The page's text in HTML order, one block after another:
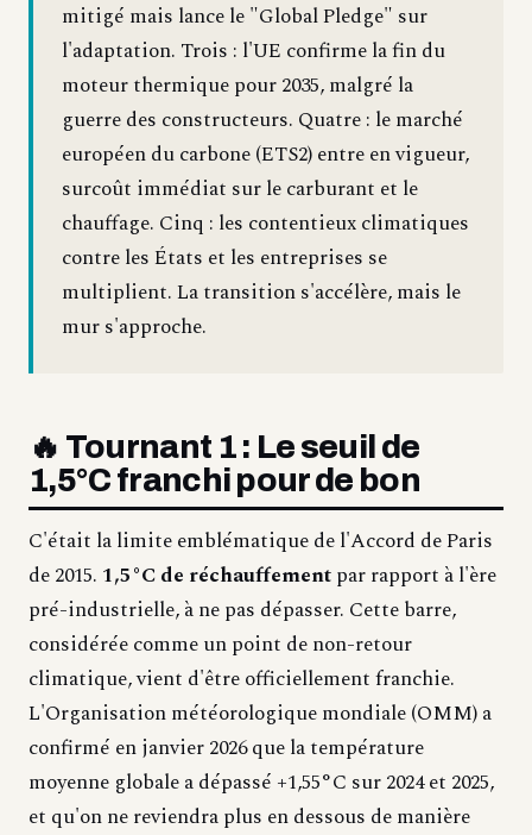
mitigé mais lance le "Global Pledge" sur
l'adaptation. Trois : l'UE confirme la fin du
moteur thermique pour 2035, malgré la
guerre des constructeurs. Quatre : le marché
européen du carbone (ETS2) entre en vigueur,
surcoût immédiat sur le carburant et le
chauffage. Cinq : les contentieux climatiques
contre les États et les entreprises se
multiplient. La transition s'accélère, mais le
mur s'approche.
🔥 Tournant 1 : Le seuil de
1,5°C franchi pour de bon
C'était la limite emblématique de l'Accord de Paris
de 2015. 1,5°C de réchauffementpar rapport à l'ère
pré-industrielle, à ne pas dépasser. Cette barre,
considérée comme un point de non-retour
climatique, vient d'être officiellement franchie.
L'Organisation météorologique mondiale (OMM) a
confirmé en janvier 2026 que la température
moyenne globale a dépassé +1,55°C sur 2024 et 2025,
et qu'on ne reviendra plus en dessous de manière